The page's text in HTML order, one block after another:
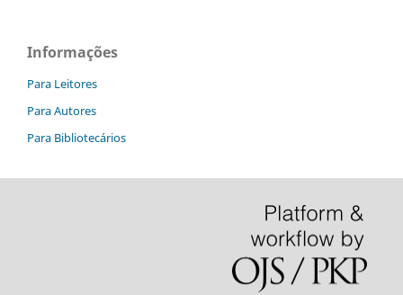
Informações
Para Leitores
Para Autores
Para Bibliotecários